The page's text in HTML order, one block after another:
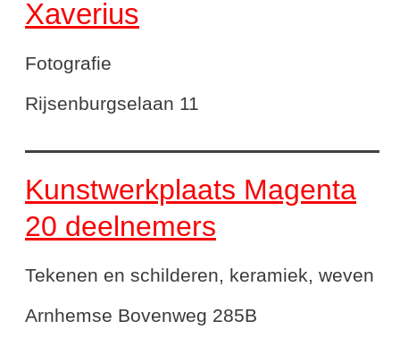
Xaverius
Fotografie
Rijsenburgselaan 11
Kunstwerkplaats Magenta
20 deelnemers
Tekenen en schilderen, keramiek, weven
Arnhemse Bovenweg 285B